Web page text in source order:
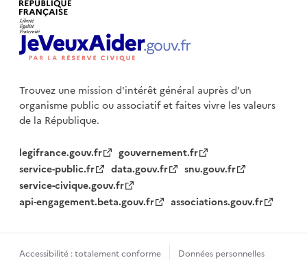
Trouvez une mission d'intérêt général auprès d’un
organisme publicou associatif et faites vivre les valeurs
de la République.
legifrance.gouv.fr
gouvernement.fr
service-public.fr
data.gouv.fr
snu.gouv.fr
service-civique.gouv.fr
api-engagement.beta.gouv.fr
associations.gouv.fr
Accessibilité : totalement conforme Données personnelles